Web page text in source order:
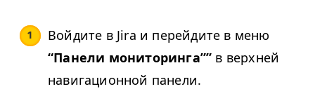
Войдите в Jira и перейдите в меню
“Панели мониторинга”” в верхней
навигационной панели.